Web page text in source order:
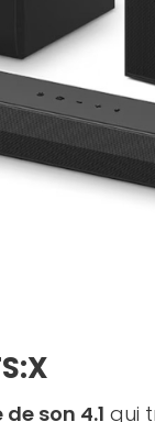
son 4.1 qui